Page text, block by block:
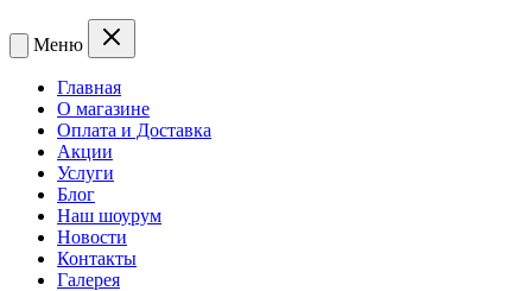
Меню
Главная
О магазине
Оплата и Доставка
Акции
Услуги
Блог
Наш шоурум
Новости
Контакты
Галерея